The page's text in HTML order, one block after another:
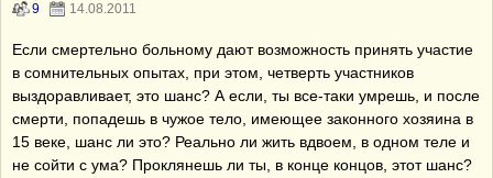
9 14.08.2011
Если смертельно больному дают возможность принять участие
в сомнительных опытах, при этом, четверть участников
выздоравливает, это шанс? А если, ты все-таки умрешь, и после
смерти, попадешь в чужое тело, имеющее законного хозяина в
15 веке, шанс ли это? Реально ли жить вдвоем, в одном теле и
не сойти с ума? Проклянешь ли ты, в конце концов, этот шанс?